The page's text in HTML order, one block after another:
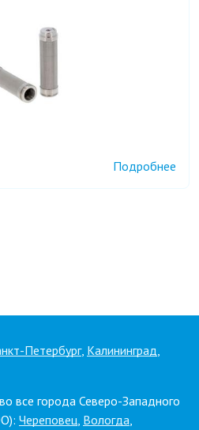
Подробнее
Петербург, Калининград,
все города Северо-Западного
Череповец, Вологда,